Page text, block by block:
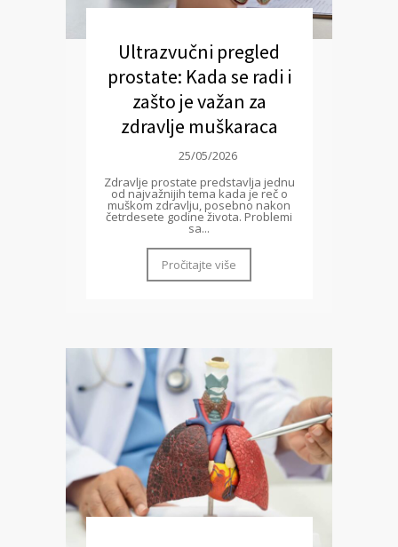
Ultrazvučni pregled
prostate: Kada se radi i
zašto je važan za
zdravlje muškaraca
25/05/2026
Zdravlje prostate predstavlja jednu
od najvažnijih tema kada je reč o
muškom zdravlju, posebno nakon
četrdesete godine života. Problemi
sa...
Pročitajte više